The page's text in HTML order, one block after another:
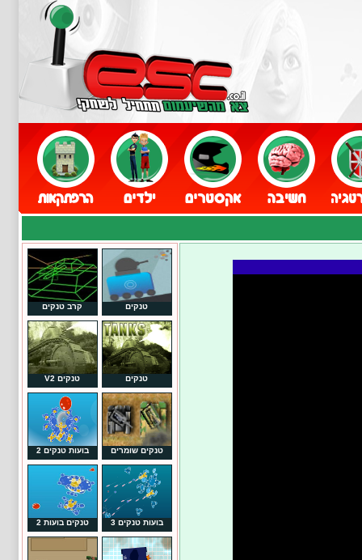
טנקים קרב טנקים
טנקים טנקים V2
טנקים שומרים בועות טנקים 2
בועות טנקים 3 טנקים בועות 2